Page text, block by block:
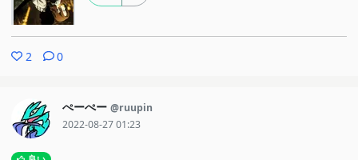
2 0
ぺーぺー @ruupin
2022-08-27 01:23